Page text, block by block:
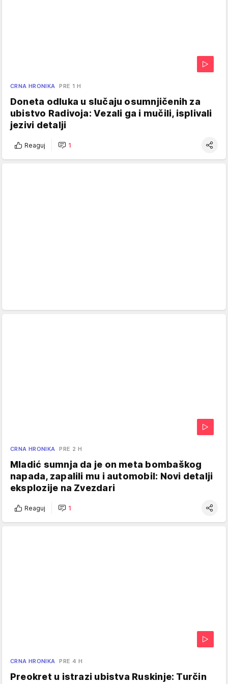
CRNA HRONIKA PRE 1 H
Doneta odluka u slučaju osumnjičenih za
ubistvo Radivoja: Vezali ga i mučili, isplivali
jezivi detalji
Reaguj 1
CRNA HRONIKA PRE 2 H
Mladić sumnja da je on meta bombaškog
napada, zapalili mu i automobil: Novi detalji
eksplozije na Zvezdari
Reaguj 1
CRNA HRONIKA PRE 4 H
Preokret u istrazi ubistva Ruskinje: Turčin